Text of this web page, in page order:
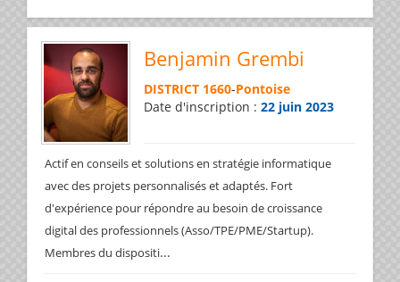
Benjamin Grembi
DISTRICT 1660-Pontoise
Date d'inscription : 22 juin 2023
Actif en conseils et solutions en stratégie informatique
avec des projets personnalisés et adaptés. Fort
d'expérience pour répondre au besoin de croissance
digital des professionnels (Asso/TPE/PME/Startup).
Membres du dispositi...